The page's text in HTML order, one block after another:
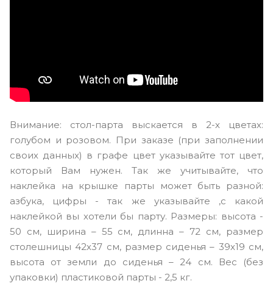
Внимание: стол-парта выскается в 2-х цветах:
голубом и розовом. При заказе (при заполнении
своих данных) в графе цвет указывайте тот цвет,
который Вам нужен. Так же учитывайте, что
наклейка на крышке парты может быть разной:
азбука, цифры - так же указывайте ,с какой
наклейкой вы хотели бы парту. Размеры: высота -
50 см, ширина – 55 см, длинна – 72 см, размер
столешницы 42х37 см, размер сиденья – 39х19 см,
высота от земли до сиденья – 24 см. Вес (без
упаковки) пластиковой парты - 2,5 кг.